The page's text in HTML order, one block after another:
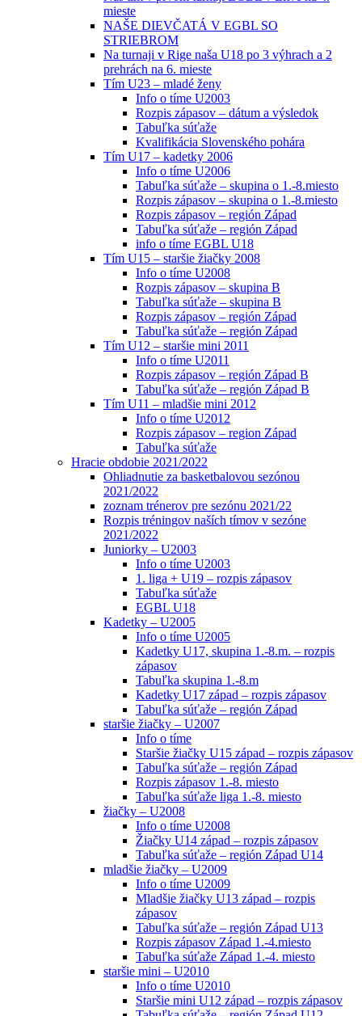
mieste
NAŠE DIEVČATÁ V EGBL SO
STRIEBROM
Na turnaji v Rige naša U18 po 3 výhrach a 2
prehrách na 6. mieste
Tím U23 – mladé ženy
Info o tíme U2003
Rozpis zápasov – dátum a výsledok
Tabuľka súťaže
Kvalifikácia Slovenského pohára
Tím U17 – kadetky 2006
Info o tíme U2006
Tabuľka súťaže – skupina o 1.-8.miesto
Rozpis zápasov – skupina o 1.-8.miesto
Rozpis zápasov – región Západ
Tabuľka súťaže – región Západ
info o tíme EGBL U18
Tím U15 – staršie žiačky 2008
Info o tíme U2008
Rozpis zápasov – skupina B
Tabuľka súťaže – skupina B
Rozpis zápasov – región Západ
Tabuľka súťaže – región Západ
Tím U12 – staršie mini 2011
Info o tíme U2011
Rozpis zápasov – región Západ B
Tabuľka súťaže – región Západ B
Tím U11 – mladšie mini 2012
Info o tíme U2012
Rozpis zápasov – region Západ
Tabuľka súťaže
Hracie obdobie 2021/2022
Ohliadnutie za basketbalovou sezónou
2021/2022
zoznam trénerov pre sezónu 2021/22
Rozpis tréningov naších tímov v sezóne
2021/2022
Juniorky – U2003
Info o tíme U2003
1. liga + U19 – rozpis zápasov
Tabuľka súťaže
EGBL U18
Kadetky – U2005
Info o tíme U2005
Kadetky U17, skupina 1.-8.m. – rozpis
zápasov
Tabuľka skupina 1.-8.m
Kadetky U17 západ – rozpis zápasov
Tabuľka súťaže – región Západ
staršie žiačky – U2007
Info o tíme
Staršie žiačky U15 západ – rozpis zápasov
Tabuľka súťaže – región Západ
Rozpis zápasov 1.-8. miesto
Tabuľka súťaže liga 1.-8. miesto
žiačky – U2008
Info o tíme U2008
Žiačky U14 západ – rozpis zápasov
Tabuľka súťaže – región Západ U14
mladšie žiačky – U2009
Info o tíme U2009
Mladšie žiačky U13 západ – rozpis
zápasov
Tabuľka súťaže – región Západ U13
Rozpis zápasov Západ 1.-4.miesto
Tabuľka súťaže Západ 1.-4. miesto
staršie mini – U2010
Info o tíme U2010
Staršie mini U12 západ – rozpis zápasov